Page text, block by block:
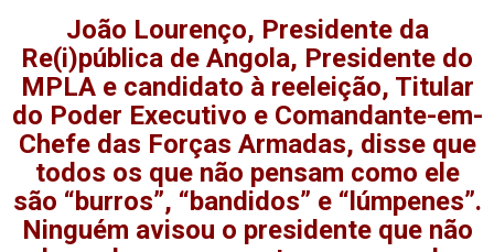
João Lourenço, Presidente da
Re(i)pública de Angola, Presidente do
MPLA e candidato à reeleição, Titular
do Poder Executivo e Comandante-em-
Chefe das Forças Armadas, disse que
todos os que não pensam como ele
são “burros”, “bandidos” e “lúmpenes”.
Ninguém avisou o presidente que não